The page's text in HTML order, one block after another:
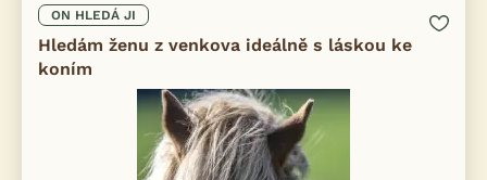
ON HLEDÁ JI
Hledám ženu z venkova ideálně s láskou ke
koním